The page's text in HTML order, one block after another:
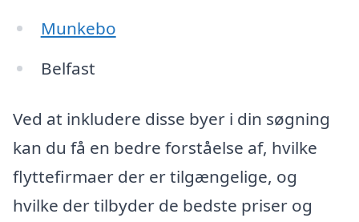
Munkebo
Belfast
Ved at inkludere disse byer i din søgning
kan du få en bedre forståelse af, hvilke
flyttefirmaer der er tilgængelige, og
hvilke der tilbyder de bedste priser og